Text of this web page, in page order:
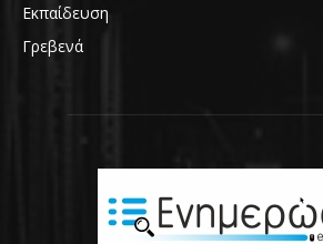
Εκπαίδευση
Γρεβενά